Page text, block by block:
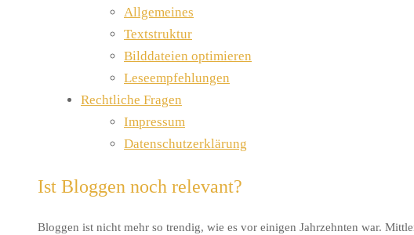
Allgemeines
Textstruktur
Bilddateien optimieren
Leseempfehlungen
Rechtliche Fragen
Impressum
Datenschutzerklärung
Ist Bloggen noch relevant?
Bloggen ist nicht mehr so trendig, wie es vor einigen Jahrzehnten war.